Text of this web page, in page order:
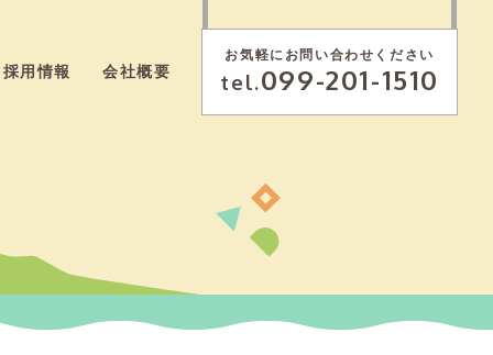
採用情報 会社概要
お気軽にお問い合わせください
099-201-1510